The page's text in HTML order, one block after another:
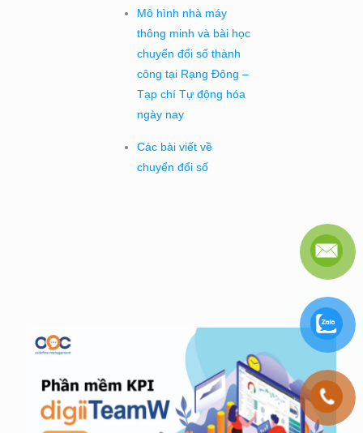
Mô hình nhà máy
thông minh và bài học
chuyển đổi số thành
công tại Rạng Đông –
Tạp chí Tự động hóa
ngày nay
Các bài viết về
chuyển đổi số